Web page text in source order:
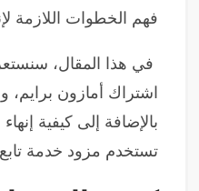
فهم الخطوات اللازمة
في هذا المقال،
اشتراك أمازون برايم،
بالإضافة إلى كيفية
تستخدم مزود خدمة